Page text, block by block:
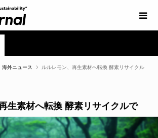
海外ニュース
ルルレモン、再生素材へ転換 酵素リサイクル
生素材へ転換 酵素リサイクルで